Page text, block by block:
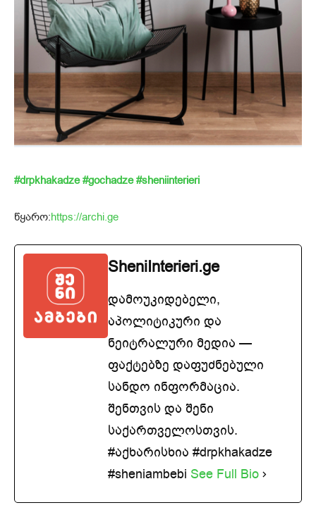
#drpkhakadze #gochadze #sheniinterieri
წყარო:https://archi.ge
SheniInterieri.ge
დამოუკიდებელი,
აპოლიტიკური და
ნეიტრალური მედია —
ფაქტებზე დაფუძნებული
სანდო ინფორმაცია.
შენთვის და შენი
საქართველოსთვის.
#აქხარისხია #drpkhakadze
#sheniambebi See Full Bio